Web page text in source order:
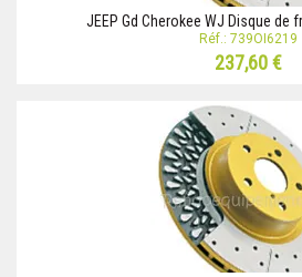
JEEP Gd Cherokee WJ Disque de
Réf.: 739OI6219
237,60 €